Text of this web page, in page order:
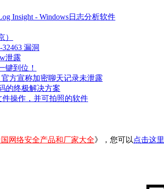
Insight - Windows日志分析软件
）
漏洞
泄露
键到位！
方宣称加密聊天记录未泄露
的终极解决方案
操作，并可拍照的软件
网络安全产品和厂家大全》，您可以 点击这里